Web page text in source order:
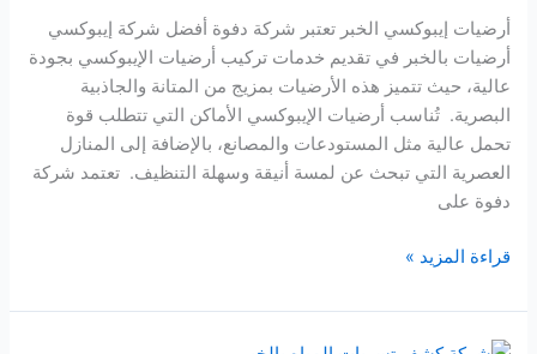
أرضيات إيبوكسي الخبر تعتبر شركة دفوة أفضل شركة إيبوكسي
أرضيات بالخبر في تقديم خدمات تركيب أرضيات الإيبوكسي بجودة
عالية، حيث تتميز هذه الأرضيات بمزيج من المتانة والجاذبية
البصرية. تُناسب أرضيات الإيبوكسي الأماكن التي تتطلب قوة
تحمل عالية مثل المستودعات والمصانع، بالإضافة إلى المنازل
العصرية التي تبحث عن لمسة أنيقة وسهلة التنظيف. تعتمد شركة
دفوة على
شركة
أرضيات
بالخبر
قراءة المزيد »